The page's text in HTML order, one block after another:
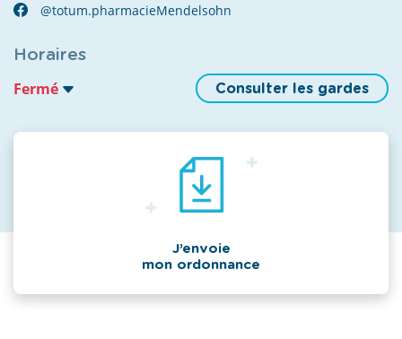
@totum.pharmacieMendelsohn
Horaires
Fermé Consulter les gardes
J’envoie
mon ordonnance